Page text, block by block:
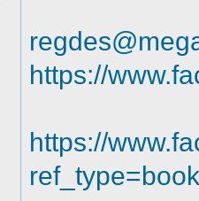
https://
https://